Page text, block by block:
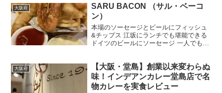
場 レトロな靴箱、木の鍵を自分で...
大阪府
SARU BACON （サル・ベーコ
ン）
本場のソーセージとビールにフィッシュ
&チップス 江坂にランチでも堪能できる
ドイツのビールにソーセージ 一人でもい
メニュー ハートランド 特大なので1000
円ぐらい...
大阪府
【大阪・堂島】創業以来変わらぬ
味！インデアンカレー堂島店で名
物カレーを実食レビュー